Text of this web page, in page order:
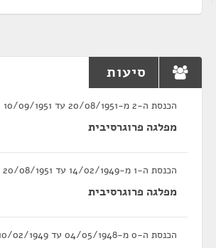
סיעות
הכנסת ה-2 מ-20/08/1951 עד 10/09/1951
מפלגה פרוגרסיבית
הכנסת ה-1 מ-14/02/1949 עד 20/08/1951
מפלגה פרוגרסיבית
הכנסת ה-0 מ-04/05/1948 עד 10/02/1949